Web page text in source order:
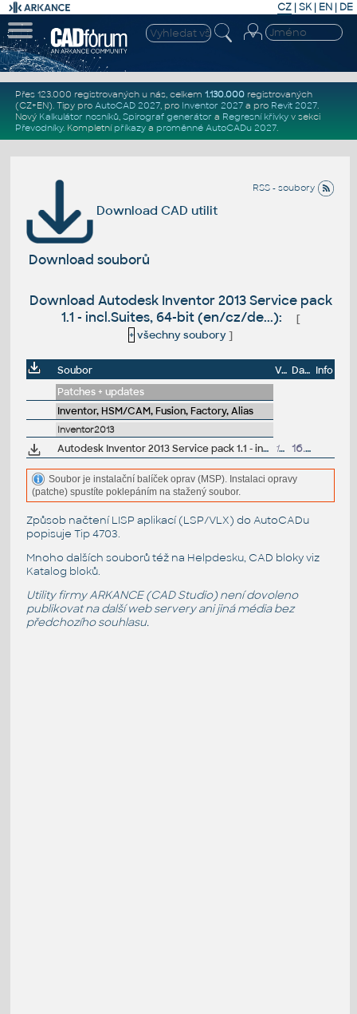
CZ | SK| EN | DE
Přes 123.000 registrovaných u nás, celkem 1.130.000registrovaných
(CZ+EN). Tipy pro AutoCAD 2027, pro Inventor 2027a pro Revit 2027.
Nový Kalkulátor nosníků, Spirograf generátor a Regresní křivkyv sekci
Převodníky. Kompletní příkazya proměnné AutoCADu 2027.
RSS - soubory
Download CAD utilit
Download souborů
Download Autodesk Inventor 2013 Service pack
1.1 - incl.Suites, 64-bit (en/cz/de...):
[
+ všechny soubory]
Soubor Velikost Datum Info
Patches + updates
Inventor, HSM/CAM, Fusion, Factory, Alias
Inventor2013
Autodesk Inventor 2013 Service pack 1.1 - incl.Suites, 64-bit (en/cz/de...) 102MB 16.10.2012
Soubor je instalační balíček oprav (MSP). Instalaci opravy
(patche) spustíte poklepáním na stažený soubor.
Způsob načtení LISP aplikací (LSP/VLX) do AutoCADu
popisuje Tip 4703.
Mnoho dalších souborů též na Helpdesku, CAD bloky viz
Katalog bloků.
Utility firmy ARKANCE (CAD Studio) není dovoleno
publikovat na další web servery ani jiná média bez
předchozího souhlasu.